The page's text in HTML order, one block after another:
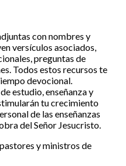
con nombres y
versículos asociados,
preguntas de
Todos estos recursos te
devocional.
estudio, enseñanza y
tu crecimiento
de las enseñanzas
del Señor Jesucristo.
y ministros de